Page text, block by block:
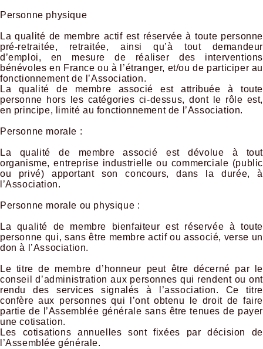
Personne physique
La qualité de membre actif est réservée à toute personne
pré-retraitée, retraitée, ainsi qu’à tout demandeur
d’emploi, en mesure de réaliser des interventions
bénévoles en France ou à l’étranger, et/ou de participer au
fonctionnement de l’Association.
La qualité de membre associé est attribuée à toute
personne hors les catégories ci-dessus, dont le rôle est,
en principe, limité au fonctionnement de l’Association.
Personne morale :
La qualité de membre associé est dévolue à tout
organisme, entreprise industrielle ou commerciale (public
ou privé) apportant son concours, dans la durée, à
l’Association.
Personne morale ou physique :
La qualité de membre bienfaiteur est réservée à toute
personne qui, sans être membre actif ou associé, verse un
don à l’Association.
Le titre de membre d’honneur peut être décerné par le
conseil d’administration aux personnes qui rendent ou ont
rendu des services signalés à l’association. Ce titre
confère aux personnes qui l’ont obtenu le droit de faire
partie de l’Assemblée générale sans être tenues de payer
une cotisation.
Les cotisations annuelles sont fixées par décision de
l’Assemblée générale.